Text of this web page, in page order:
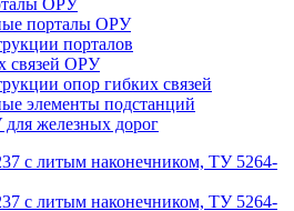
порталы ОРУ
порталов
связей ОРУ
опор гибких связей
элементы подстанций
железных дорог